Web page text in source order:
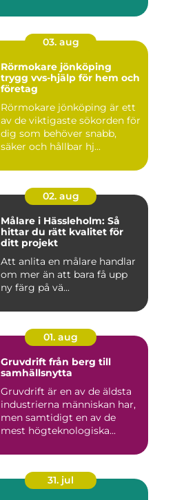
03. aug
Rörmokare jönköping
trygg vvs-hjälp för hem och
företag
Rörmokare jönköping är ett
av de viktigaste sökorden för
dig som behöver snabb,
säker och hållbar hj...
02. aug
Målare i Hässleholm: Så
hittar du rätt kvalitet för
ditt projekt
Att anlita en målare handlar
om mer än att bara få upp
ny färg på vä...
01. aug
Gruvdrift från berg till
samhällsnytta
Gruvdrift är en av de äldsta
industrierna människan har,
men samtidigt en av de
mest högteknologiska...
31. jul